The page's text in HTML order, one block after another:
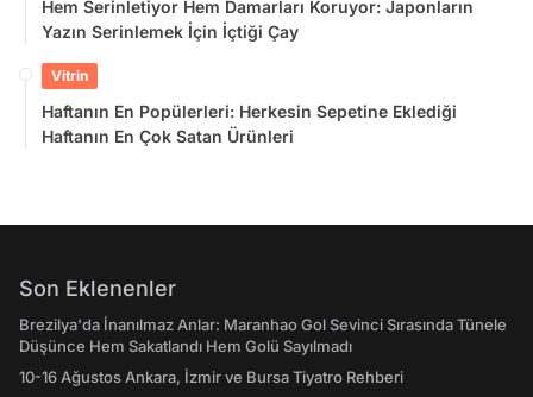
Hem Serinletiyor Hem Damarları Koruyor: Japonların
Yazın Serinlemek İçin İçtiği Çay
Vitrin
Haftanın En Popülerleri: Herkesin Sepetine Eklediği
Haftanın En Çok Satan Ürünleri
Son Eklenenler
Brezilya'da İnanılmaz Anlar: Maranhao Gol Sevinci Sırasında Tünele
Düşünce Hem Sakatlandı Hem Golü Sayılmadı
10-16 Ağustos Ankara, İzmir ve Bursa Tiyatro Rehberi